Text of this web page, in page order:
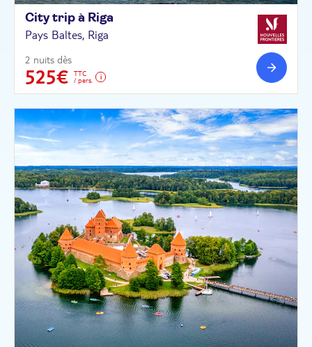
City trip à Riga
Pays Baltes, Riga
2 nuits dès
525€
TTC
/ pers.